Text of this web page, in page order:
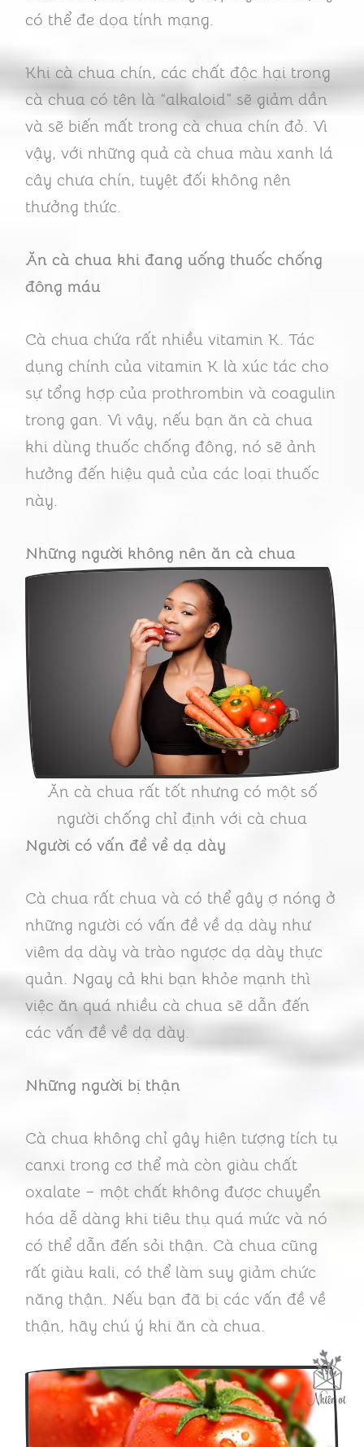
có thể đe dọa tính mạng.
Khi cà chua chín, các chất độc hại trong
cà chua có tên là “alkaloid” sẽ giảm dần
và sẽ biến mất trong cà chua chín đỏ. Vì
vậy, với những quả cà chua màu xanh lá
cây chưa chín, tuyệt đối không nên
thưởng thức.
Ăn cà chua khi đang uống thuốc chống
đông máu
Cà chua chứa rất nhiều vitamin K. Tác
dụng chính của vitamin K là xúc tác cho
sự tổng hợp của prothrombin và coagulin
trong gan. Vì vậy, nếu bạn ăn cà chua
khi dùng thuốc chống đông, nó sẽ ảnh
hưởng đến hiệu quả của các loại thuốc
này.
Những người không nên ăn cà chua
Ăn cà chua rất tốt nhưng có một số
người chống chỉ định với cà chua
Người có vấn đề về dạ dày
Cà chua rất chua và có thể gây ợ nóng ở
những người có vấn đề về dạ dày như
viêm dạ dày và trào ngược dạ dày thực
quản. Ngay cả khi bạn khỏe mạnh thì
việc ăn quá nhiều cà chua sẽ dẫn đến
các vấn đề về dạ dày.
Những người bị thận
Cà chua không chỉ gây hiện tượng tích tụ
canxi trong cơ thể mà còn giàu chất
oxalate – một chất không được chuyển
hóa dễ dàng khi tiêu thụ quá mức và nó
có thể dẫn đến sỏi thận. Cà chua cũng
rất giàu kali, có thể làm suy giảm chức
năng thận. Nếu bạn đã bị các vấn đề về
thận, hãy chú ý khi ăn cà chua.